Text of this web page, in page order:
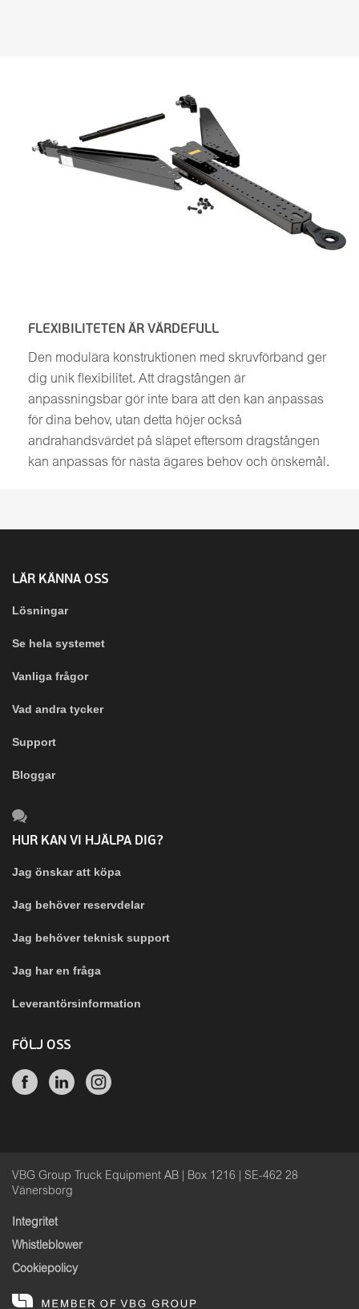
FLEXIBILITETEN ÄR VÄRDEFULL
Den modulära konstruktionen med skruvförband ger
dig unik flexibilitet. Att dragstången är
anpassningsbar gör inte bara att den kan anpassas
för dina behov, utan detta höjer också
andrahandsvärdet på släpet eftersom dragstången
kan anpassas för nästa ägares behov och önskemål.
LÄR KÄNNA OSS
Lösningar
Se hela systemet
Vanliga frågor
Vad andra tycker
Support
Bloggar
HUR KAN VI HJÄLPA DIG?
Jag önskar att köpa
Jag behöver reservdelar
Jag behöver teknisk support
Jag har en fråga
Leverantörsinformation
FÖLJ OSS
VBG Group Truck Equipment AB | Box 1216 | SE-462 28
Vänersborg
Integritet
Whistleblower
Cookiepolicy